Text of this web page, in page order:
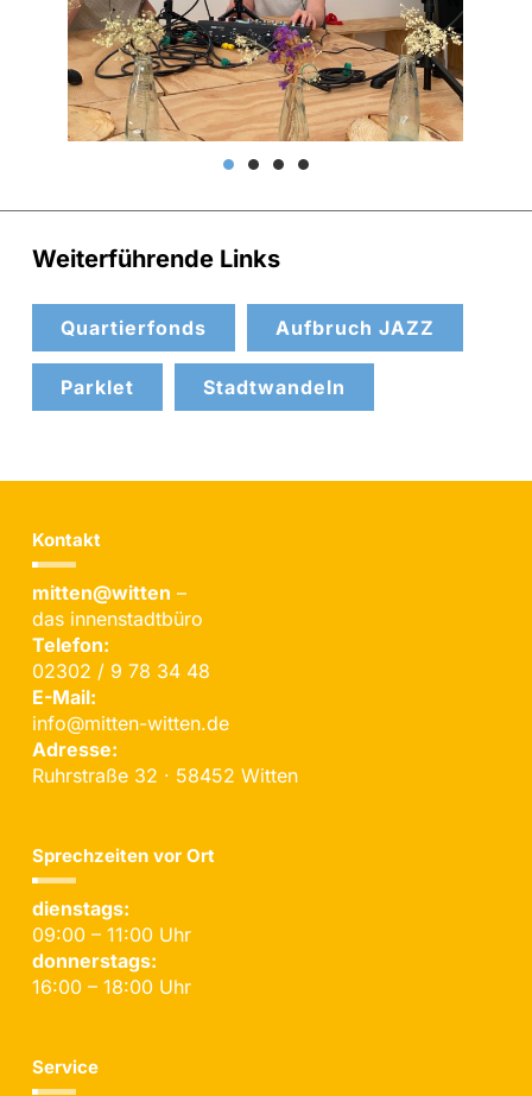
Weiterführende Links
Quartierfonds Aufbruch JAZZ
Parklet Stadtwandeln
Kontakt
mitten@witten –
das innenstadtbüro
Telefon:
02302 / 9 78 34 48
E-Mail:
info@mitten-witten.de
Adresse:
Ruhrstraße 32 · 58452 Witten
Sprechzeiten vor Ort
dienstags:
09:00 – 11:00 Uhr
donnerstags:
16:00 – 18:00 Uhr
Service